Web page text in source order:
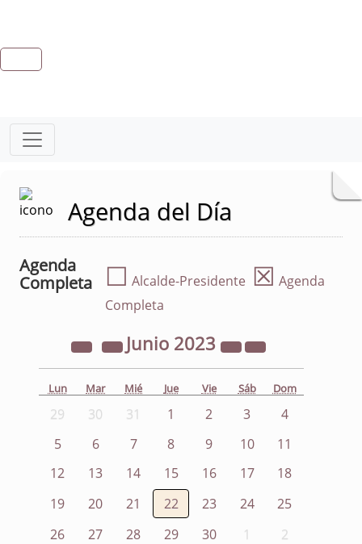
Agenda del Día
Agenda
Completa
☐ Alcalde-Presidente ☒ Agenda
Completa
Junio 2023
Lun Mar Mié Jue Vie Sáb Dom
29 30 31 1 2 3
4
5
6 7 8 9 10
11
12
13 14 15 16 17
18
19
20 21 22 23 24
25
26
27 28 29 30 1 2